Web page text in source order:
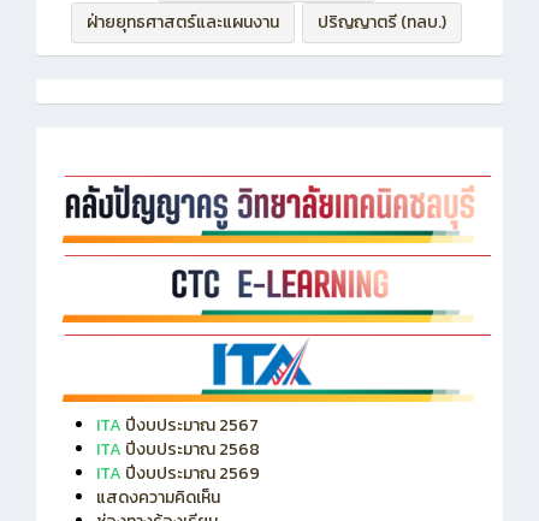
ฝ่ายกิจการนักเรียนนักศึกษา
ฝ่ายยุทธศาสตร์และแผนงาน
ปริญญาตรี (ทลบ.)
ITA ปีงบประมาณ 2567
ITA ปีงบประมาณ 2568
ITAปีงบประมาณ 2569